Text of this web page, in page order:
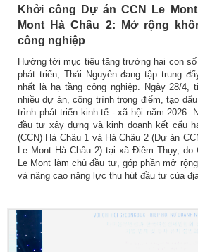
Khởi công Dự án CCN Le
Mont Hà Châu 2: Mở rộng
công nghiệp
Hướng tới mục tiêu tăng trưởng hai con
phát triển, Thái Nguyên đang tập trung
nhất là hạ tầng công nghiệp. Ngày 28/4,
nhiều dự án, công trình trọng điểm, tạo
trình phát triển kinh tế - xã hội năm 2026.
đầu tư xây dựng và kinh doanh kết cấu
(CCN) Hà Châu 1 và Hà Châu 2 (Dự án
Le Mont Hà Châu 2) tại xã Điềm Thụy,
Le Mont làm chủ đầu tư, góp phần mở
và nâng cao năng lực thu hút đầu tư của